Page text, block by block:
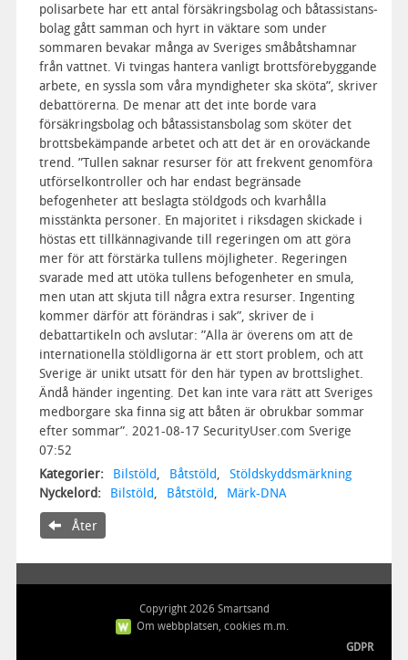
polisarbete har ett antal försäkrings­bolag och båtassistans­
bolag gått samman och hyrt in väktare som under
sommaren bevakar många av Sveriges småbåts­hamnar
från vattnet. Vi tvingas hantera vanligt brotts­förebyggande
arbete, en syssla som våra myndigheter ska sköta”, skriver
debattörerna. De menar att det inte borde vara
försäkrings­bolag och båtassistans­bolag som sköter det
brotts­bekämpande arbetet och att det är en oroväckande
trend. ”Tullen saknar resurser för att frekvent genomföra
utförsel­kontroller och har endast begränsade
befogenheter att beslagta stöldgods och kvarhålla
misstänkta personer. En majoritet i riksdagen skickade i
höstas ett tillkännagivande till regeringen om att göra
mer för att förstärka tullens möjligheter. Regeringen
svarade med att utöka tullens befogenheter en smula,
men utan att skjuta till några extra resurser. Ingenting
kommer därför att förändras i sak”, skriver de i
debattartikeln och avslutar: ”Alla är överens om att de
internationella stöldligorna är ett stort problem, och att
Sverige är unikt utsatt för den här typen av brottslighet.
Ändå händer ingenting. Det kan inte vara rätt att Sveriges
medborgare ska finna sig att båten är obrukbar sommar
efter sommar”. 2021-08-17 SecurityUser.com Sverige
07:52
Kategorier:
Bilstöld, Båtstöld,
Stöldskyddsmärkning
Nyckelord:
Bilstöld, Båtstöld, Märk-DNA
Åter
Copyright 2026 Smartsand
Om webbplatsen, cookies m.m.
GDPR